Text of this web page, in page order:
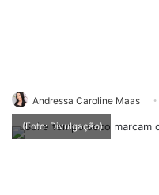
Andressa Caroline Maas
(Foto: Divulgação)